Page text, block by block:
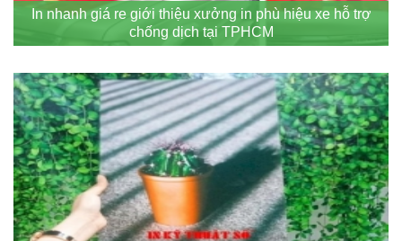
In nhanh giá re giới thiệu xưởng in phù hiệu xe hỗ trợ
chống dịch tại TPHCM